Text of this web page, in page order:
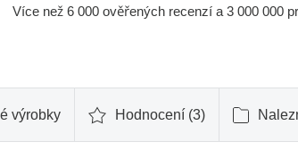
Více než 6 000 ověřených recenzí a 3 000 000
výrobky Hodnocení (3)